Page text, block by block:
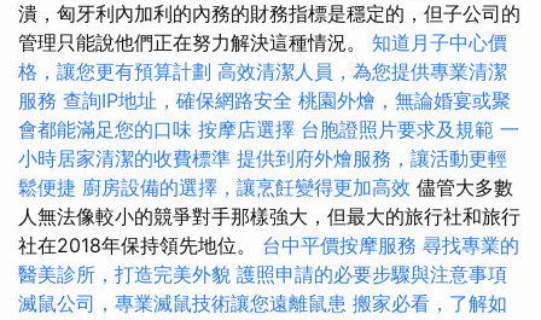
潰，匈牙利內加利的內務的財務指標是穩定的，但子公司的
管理只能說他們正在努力解決這種情況。 知道月子中心價
格，讓您更有預算計劃 高效清潔人員，為您提供專業清潔
服務 查詢IP地址，確保網路安全 桃園外燴，無論婚宴或聚
會都能滿足您的口味 按摩店選擇 台胞證照片要求及規範 一
小時居家清潔的收費標準 提供到府外燴服務，讓活動更輕
鬆便捷 廚房設備的選擇，讓烹飪變得更加高效 儘管大多數
人無法像較小的競爭對手那樣強大，但最大的旅行社和旅行
社在2018年保持領先地位。 台中平價按摩服務 尋找專業的
醫美診所，打造完美外貌 護照申請的必要步驟與注意事項
滅鼠公司，專業滅鼠技術讓您遠離鼠患 搬家必看，了解如